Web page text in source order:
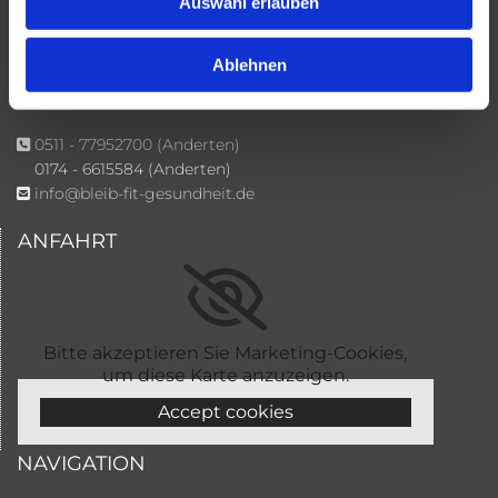
Ablehnen
Standort aus Anderten
30559 Hannover
 0511 - 77952700 (Anderten)
0174 - 6615584 (Anderten)
 info@bleib-fit-gesundheit.de
ANFAHRT
Bitte akzeptieren Sie Marketing-Cookies,
um diese Karte anzuzeigen.
Accept cookies
NAVIGATION